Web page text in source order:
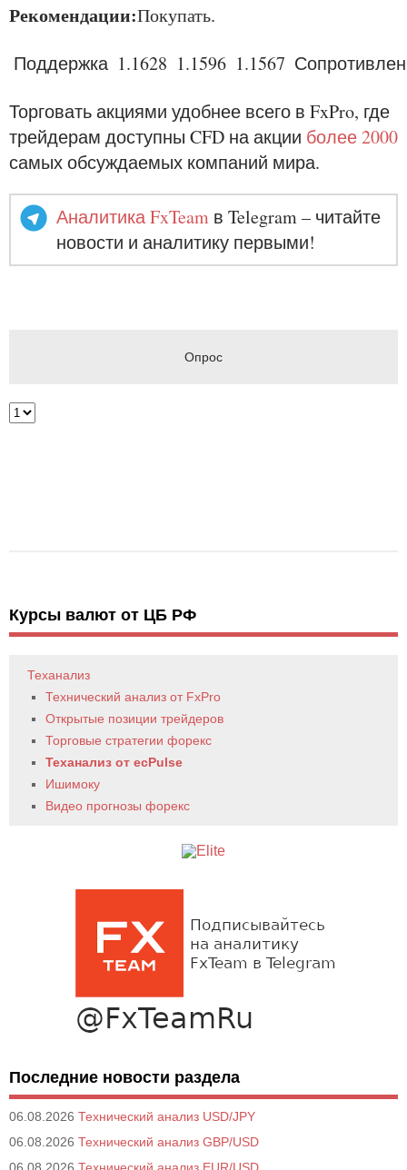
Рекомендации:Покупать.
Поддержка 1.1628 1.1596 1.1567
Торговать акциями удобнее всего в FxPro, где
трейдерам доступны CFD на акции более 2000
самых обсуждаемых компаний мира.
Аналитика FxTeam в Telegram – читайте
новости и аналитику первыми!
Опрос
Курсы валют от ЦБ РФ
Теханализ
Технический анализ от FxPro
Открытые позиции трейдеров
Торговые стратегии форекс
Теханализ от ecPulse
Ишимоку
Видео прогнозы форекс
Последние новости раздела
06.08.2026 Технический анализ USD/JPY
06.08.2026 Технический анализ GBP/USD